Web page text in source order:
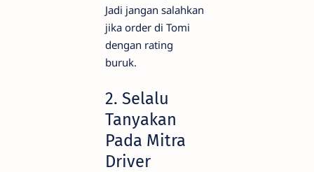
Jadi jangan salahkan
jika order di Tomi
dengan rating
buruk.
2. Selalu
Tanyakan
Pada Mitra
Driver